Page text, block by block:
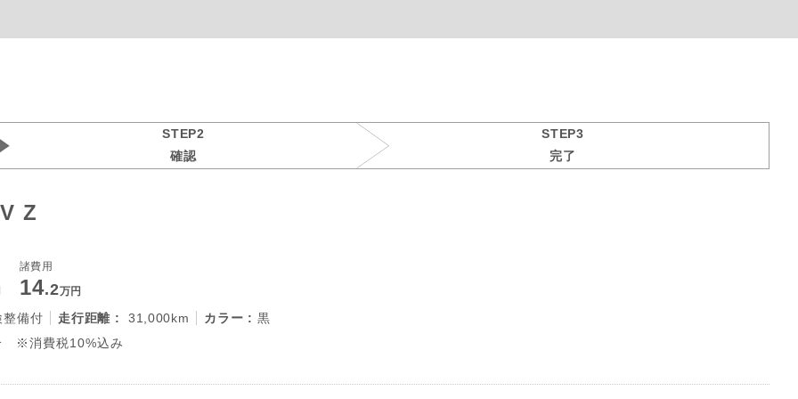
STEP2
確認
STEP3
完了
Z
諸費用
14.2万円
整備付 走行距離 : 31,000km カラー : 黒
※消費税10%込み